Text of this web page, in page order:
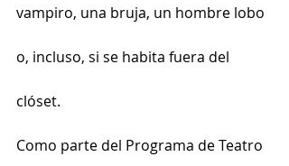
vampiro, una bruja, un hombre lobo
o, incluso, si se habita fuera del
clóset.
Como parte del Programa de Teatro